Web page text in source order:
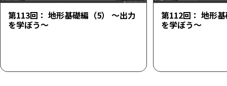
第113回： 地形基礎編（5） ～出力
を学ぼう～
第112回： 地形
を学ぼう～